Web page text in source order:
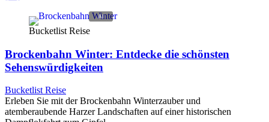
Bucketlist Reise
Brockenbahn Winter: Entdecke die schönsten
Sehenswürdigkeiten
Bucketlist Reise
Erleben Sie mit der Brockenbahn Winterzauber und
atemberaubende Harzer Landschaften auf einer historischen